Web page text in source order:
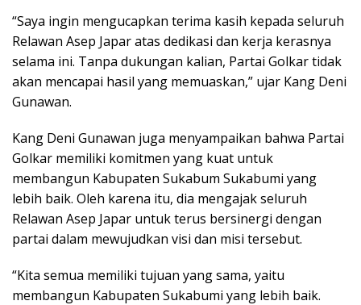
“Saya ingin mengucapkan terima kasih kepada seluruh
Relawan Asep Japar atas dedikasi dan kerja kerasnya
selama ini. Tanpa dukungan kalian, Partai Golkar tidak
akan mencapai hasil yang memuaskan,” ujar Kang Deni
Gunawan.
Kang Deni Gunawan juga menyampaikan bahwa Partai
Golkar memiliki komitmen yang kuat untuk
membangun Kabupaten Sukabum Sukabumi yang
lebih baik. Oleh karena itu, dia mengajak seluruh
Relawan Asep Japar untuk terus bersinergi dengan
partai dalam mewujudkan visi dan misi tersebut.
“Kita semua memiliki tujuan yang sama, yaitu
membangun Kabupaten Sukabumi yang lebih baik.